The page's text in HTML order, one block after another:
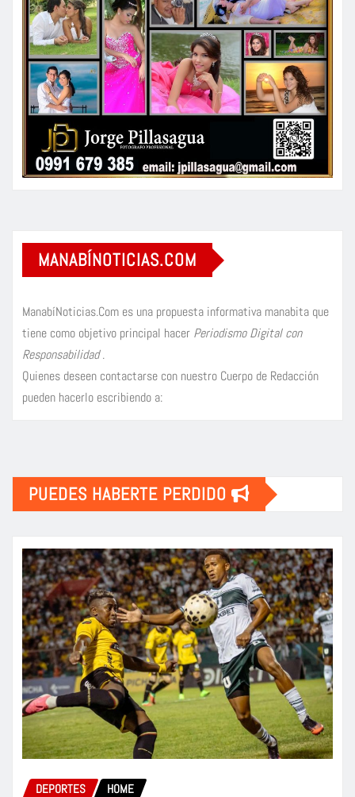
MANABÍNOTICIAS.COM
ManabíNoticias.Com es una propuesta informativa manabita que
tiene como objetivo principal hacer Periodismo Digital con
Responsabilidad.
Quienes deseen contactarse con nuestro Cuerpo de Redacción
pueden hacerlo escribiendo a:
PUEDES HABERTE PERDIDO
DEPORTES HOME